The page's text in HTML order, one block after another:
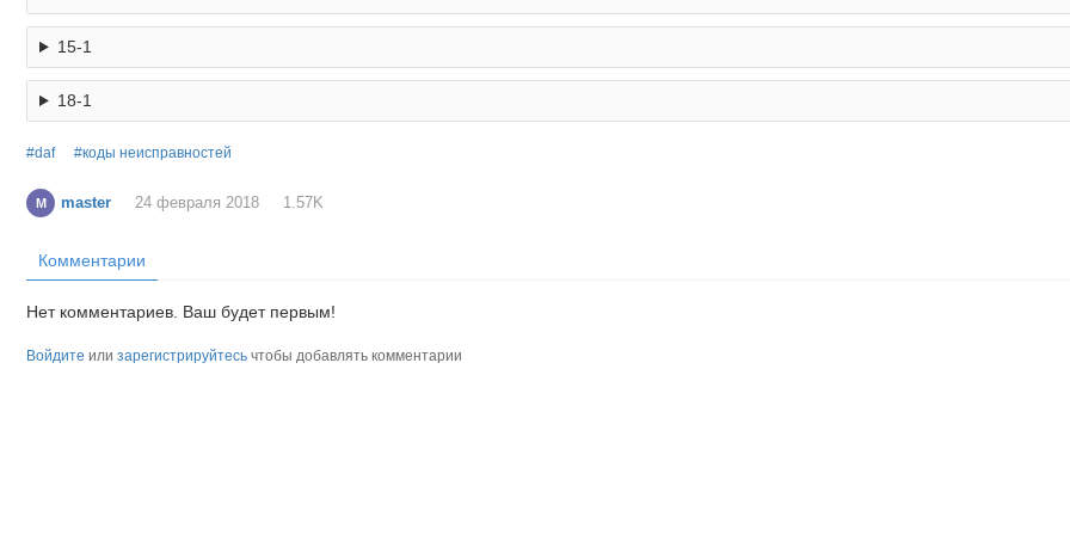
15-1
18-1
daf коды неисправностей
M master 24 февраля 2018 1.57K
Комментарии
Нет комментариев. Ваш будет первым!
Войдите или зарегистрируйтесь чтобы добавлять комментарии